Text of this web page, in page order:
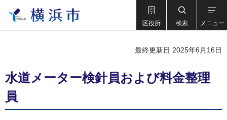
区役所 検索 メニュー
最終更新日 2025年6月16日
水道メーター検針員および料金整理
員